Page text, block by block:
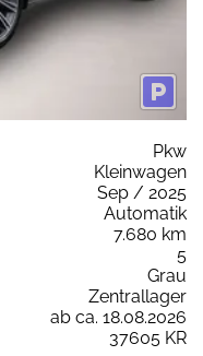
Pkw
Kleinwagen
Sep / 2025
Automatik
7.680 km
5
Grau
Zentrallager
ab ca. 18.08.2026
37605 KR